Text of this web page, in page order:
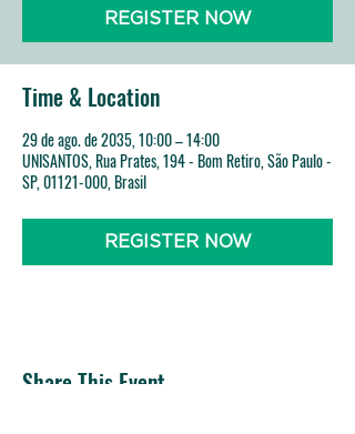
REGISTER NOW
Time & Location
29 de ago. de 2035, 10:00 – 14:00
UNISANTOS, Rua Prates, 194 - Bom Retiro, São Paulo -
SP, 01121-000, Brasil
REGISTER NOW
Share This Event